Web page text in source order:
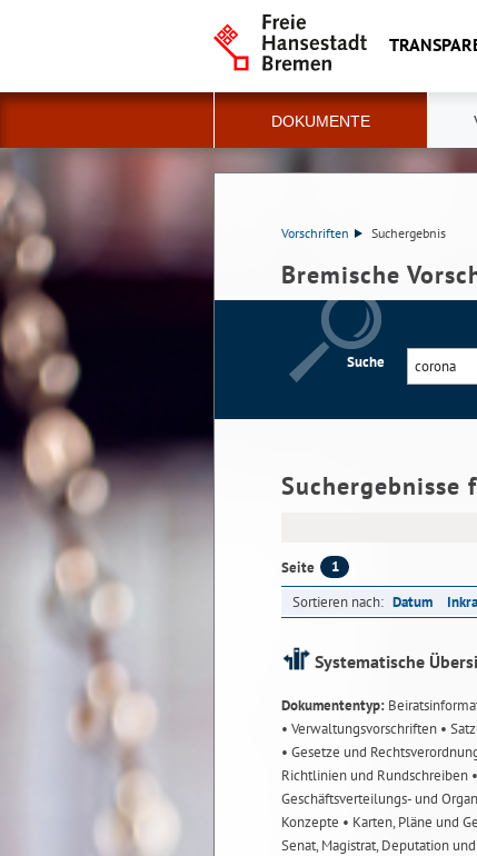
DOKUMENTE
Vorschriften Suchergebnis
Bremische
Suche
Suchergebnisse
Seite 1
Sortieren nach: Datum
Systematische
Dokumententyp:
• Verwaltungsvorschriften •
• Gesetze und
Richtlinien und Rundschreiben
Geschäftsverteilungs- und
Konzepte • Karten, Pläne und
Senat, Magistrat, Deputation